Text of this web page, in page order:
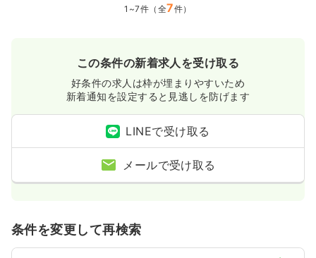
1~7件（全7件）
この条件の新着求人を受け取る
好条件の求人は枠が埋まりやすいため
新着通知を設定すると見逃しを防げます
LINEで受け取る
メールで受け取る
条件を変更して再検索